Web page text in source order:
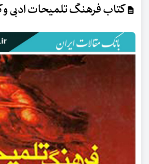
کتاب فرهنگ تلمیحات ادبی